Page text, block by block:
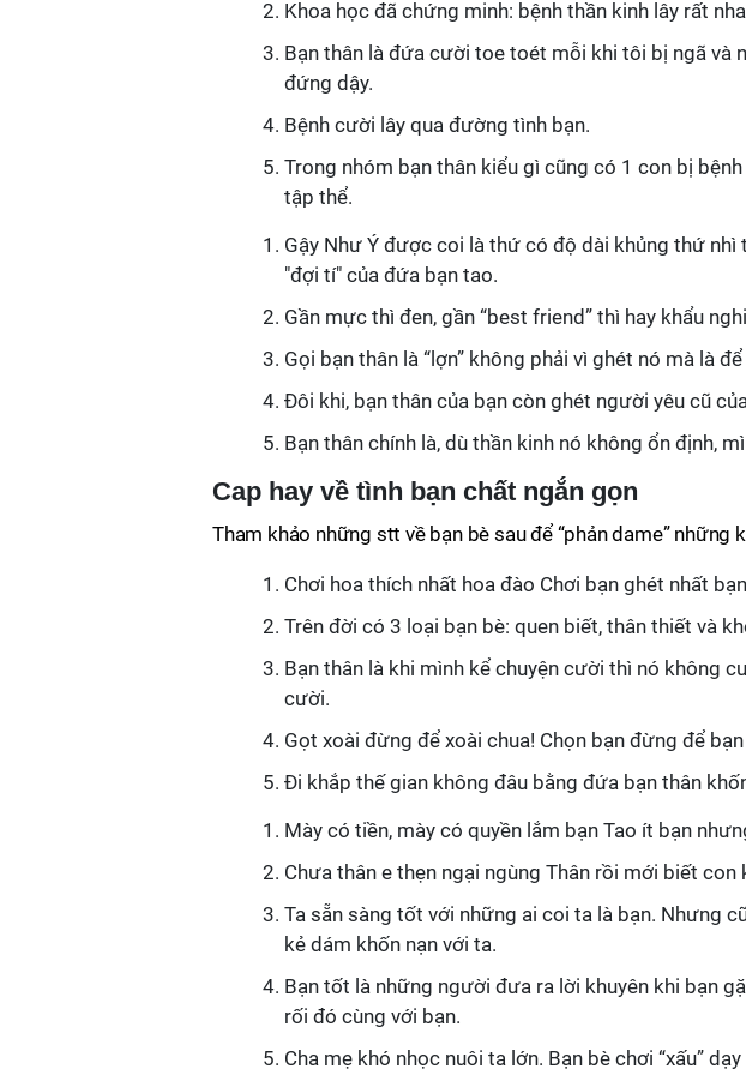
Khoa học đã chứng minh: bệnh thần kinh lây rất
Bạn thân là đứa cười toe toét mỗi khi tôi bị ngã và
đứng dậy.
Bệnh cười lây qua đường tình bạn.
Trong nhóm bạn thân kiểu gì cũng có 1 con bị
tập thể.
Gậy Như Ý được coi là thứ có độ dài khủng thứ
"đợi tí" của đứa bạn tao.
Gần mực thì đen, gần “best friend” thì hay khẩu
Gọi bạn thân là “lợn” không phải vì ghét nó mà là
Đôi khi, bạn thân của bạn còn ghét người yêu cũ
Bạn thân chính là, dù thần kinh nó không ổn định,
Cap hay về tình bạn chất ngắn gọn
Tham khảo những stt về bạn bè sau để “phản dame” những
Chơi hoa thích nhất hoa đào Chơi bạn ghét nhất
Trên đời có 3 loại bạn bè: quen biết, thân thiết và
Bạn thân là khi mình kể chuyện cười thì nó không
cười.
Gọt xoài đừng để xoài chua! Chọn bạn đừng để
Đi khắp thế gian không đâu bằng đứa bạn thân
Mày có tiền, mày có quyền lắm bạn Tao ít bạn
Chưa thân e thẹn ngại ngùng Thân rồi mới biết con
Ta sẵn sàng tốt với những ai coi ta là bạn. Nhưng
kẻ dám khốn nạn với ta.
Bạn tốt là những người đưa ra lời khuyên khi bạn
rối đó cùng với bạn.
Cha mẹ khó nhọc nuôi ta lớn. Bạn bè chơi “xấu”